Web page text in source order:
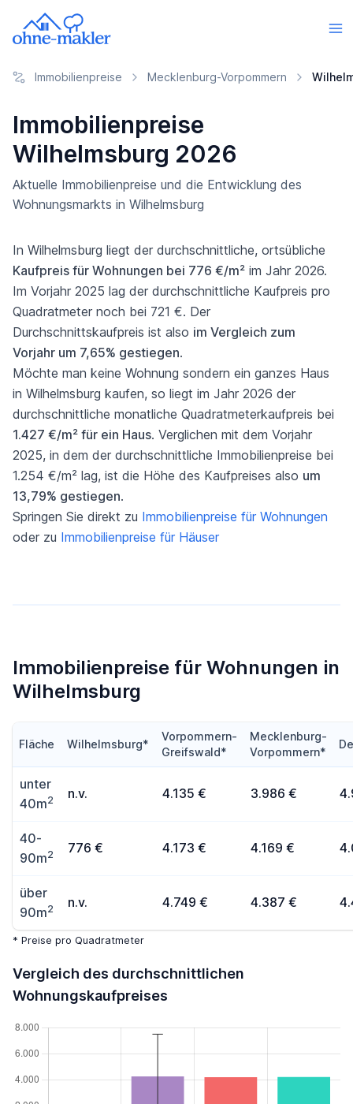
Immobilienpreise Mecklenburg-Vorpommern
Immobilienpreise
Wilhelmsburg 2026
Aktuelle Immobilienpreise und die Entwicklung des
Wohnungsmarkts in Wilhelmsburg
In Wilhelmsburg liegt der durchschnittliche, ortsübliche
Kaufpreis für Wohnungen bei 776 €/m² im Jahr 2026.
Im Vorjahr 2025 lag der durchschnittliche Kaufpreis pro
Quadratmeter noch bei 721 €. Der
Durchschnittskaufpreis ist also im Vergleich zum
Vorjahr um 7,65% gestiegen.
Möchte man keine Wohnung sondern ein ganzes Haus
in Wilhelmsburg kaufen, so liegt im Jahr 2026 der
durchschnittliche monatliche Quadratmeterkaufpreis bei
1.427 €/m² für ein Haus. Verglichen mit dem Vorjahr
2025, in dem der durchschnittliche Immobilienpreise bei
1.254 €/m² lag, ist die Höhe des Kaufpreises also um
13,79% gestiegen.
Springen Sie direkt zu Immobilienpreise für Wohnungen
oder zu Immobilienpreise für Häuser
Immobilienpreise für Wohnungen in
Wilhelmsburg
Fläche Wilhelmsburg*
Vorpommern-
Greifswald*
Mecklenburg-
Vorpommern*
unter
40m2 n.v. 4.135 € 3.986 €
40-
90m2 776 € 4.173 € 4.169 €
über
90m2 n.v. 4.749 € 4.387 €
* Preise pro Quadratmeter
Vergleich des durchschnittlichen
Wohnungskaufpreises